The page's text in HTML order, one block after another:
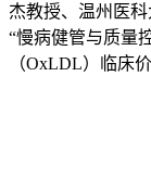
杰教授、温州医
“慢病健管与质量
（OxLDL）临床